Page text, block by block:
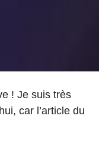
! Je suis très
car l’article du